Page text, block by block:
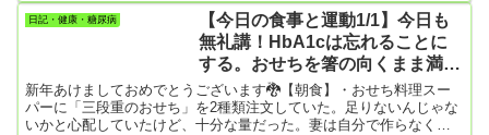
断るのが大変なんです。 今日の食事朝食・オムレツ・パプリカ、玉
ねぎ、ソーセージの炒め物・揚げ豆腐・キャベツ、トマトのサラ
ダ・かぼちゃスープ 昼食基本、昼食は食べないようにしている...
日記・健康・糖尿病
【今日の食事と運動1/1】今日も
無礼講！HbA1cは忘れることに
する。おせちを箸の向くまま満腹
するまで
新年あけましておめでとうございます🐉【朝食】・おせち料理スー
パーに「三段重のおせち」を2種類注文していた。足りないんじゃな
いかと心配していたけど、十分な量だった。妻は自分で作らなくて